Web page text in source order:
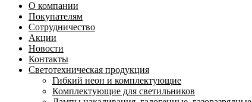
О компании
Покупателям
Сотрудничество
Акции
Новости
Контакты
Светотехническая продукция
Гибкий неон и комплектующие
Комплектующие для светильников